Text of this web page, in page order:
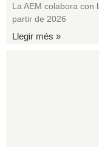
La AEM colabora con
partir de 2026
Llegir més »